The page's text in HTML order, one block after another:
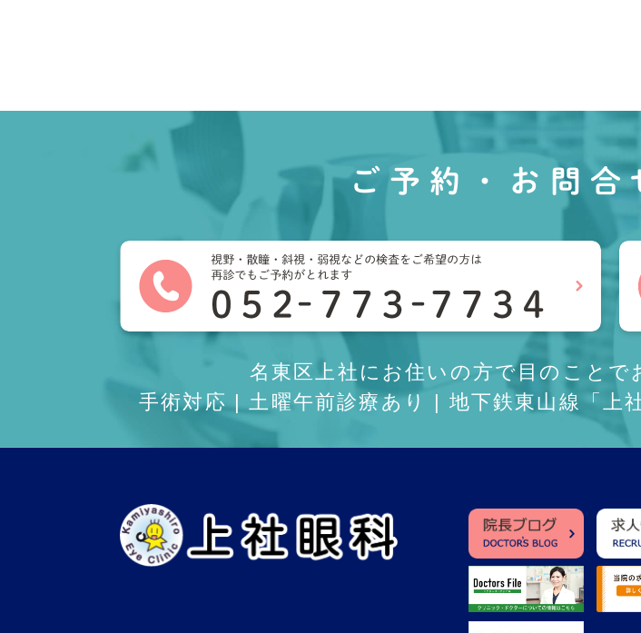
ご予約・お問合
名東区上社にお住いの方で目のことで
手術対応 | 土曜午前診療あり | 地下鉄東山線「上